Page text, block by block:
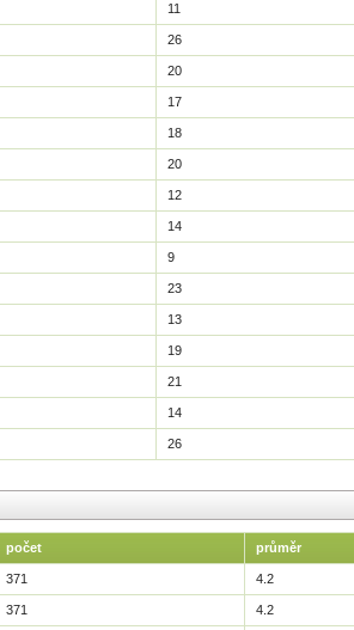
11
26
20
17
18
20
12
14
9
23
13
19
21
14
26
počet průměr
371 4.2
371 4.2